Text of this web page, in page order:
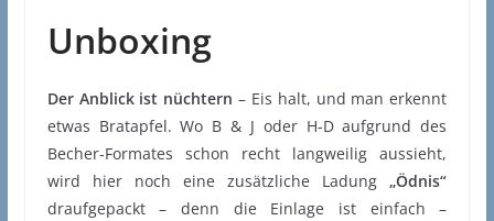
Unboxing
Der Anblick ist nüchtern – Eis halt, und man erkennt
etwas Bratapfel. Wo B & J oder H-D aufgrund des
Becher-Formates schon recht langweilig aussieht,
wird hier noch eine zusätzliche Ladung„Ödnis“
draufgepackt – denn die Einlage ist einfach –